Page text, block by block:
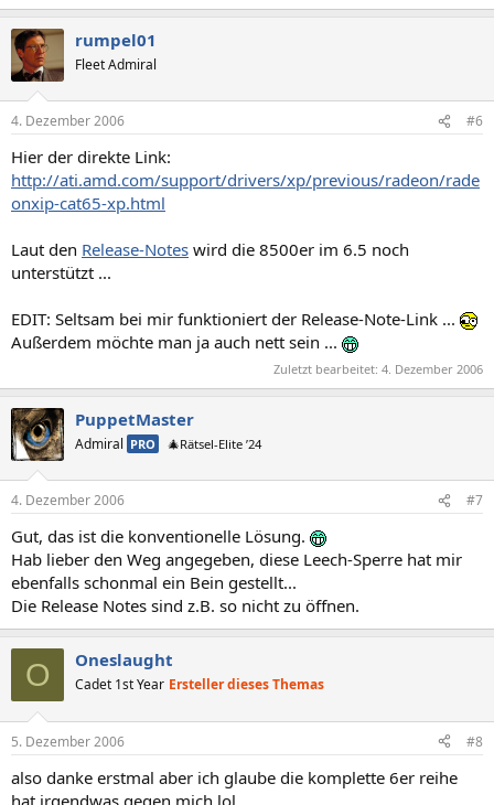
rumpel01
Fleet Admiral
4. Dezember 2006 #6
Hier der direkte Link:
http://ati.amd.com/support/drivers/xp/previous/radeon/rade
onxip-cat65-xp.html
Laut den Release-Notes wird die 8500er im 6.5 noch
unterstützt ...
EDIT: Seltsam bei mir funktioniert der Release-Note-Link ...
Außerdem möchte man ja auch nett sein ...
Zuletzt bearbeitet: 4. Dezember 2006
PuppetMaster
Admiral PRO 🎄Rätsel-Elite ’24
4. Dezember 2006 #7
Gut, das ist die konventionelle Lösung.
Hab lieber den Weg angegeben, diese Leech-Sperre hat mir
ebenfalls schonmal ein Bein gestellt...
Die Release Notes sind z.B. so nicht zu öffnen.
O Oneslaught
Cadet 1st Year Ersteller dieses Themas
5. Dezember 2006 #8
also danke erstmal aber ich glaube die komplette 6er reihe
hat irgendwas gegen mich lol